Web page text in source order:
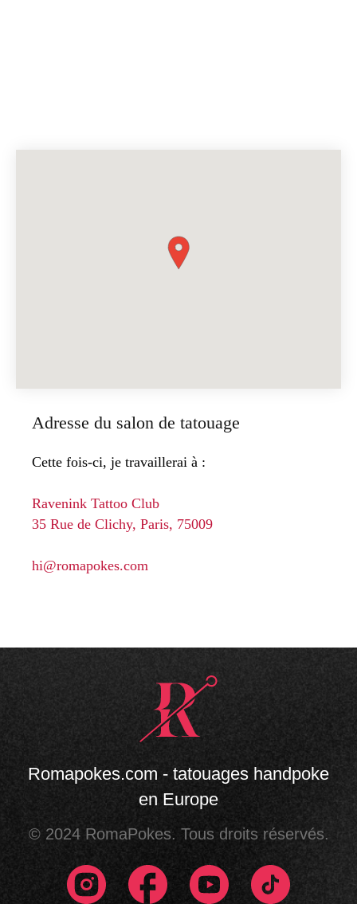
Adresse du salon de tatouage
Cette fois-ci, je travaillerai à :
Ravenink Tattoo Club
35 Rue de Clichy, Paris, 75009
hi@romapokes.com